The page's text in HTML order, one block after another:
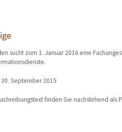
sucht zum 1. Januar 2016 eine
September 2015
finden Sie nachstehend als